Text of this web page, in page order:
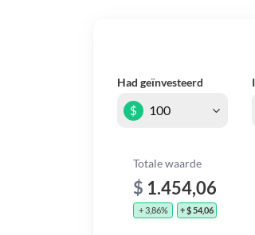
Had geïnvesteerd
$
Totale waarde
$ 1.454,06
+ 3,86% + $ 54,06